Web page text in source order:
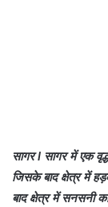
सागर l सागर में एक
जिसके बाद क्षेत्र में
बाद क्षेत्र में सनसनी